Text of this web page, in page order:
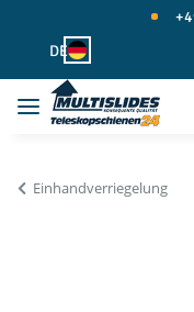
DE
Einhandverriegelung